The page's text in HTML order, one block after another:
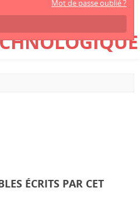
Mot de passe oublié ?
ÉCRITS PAR CET